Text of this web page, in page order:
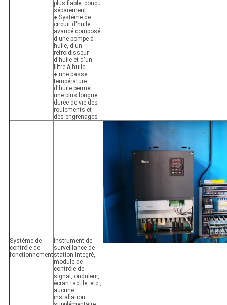
plus fiable, conçu
séparément
● Système de
circuit d'huile
avancé composé
d'une pompe à
huile, d'un
refroidisseur
d'huile et d'un
filtre à huile
● une basse
température
d'huile permet
une plus longue
durée de vie des
roulements et
des engrenages
Système de
contrôle de
fonctionnement
Instrument de
surveillance de
station intégré,
module de
contrôle de
signal, onduleur,
écran tactile, etc.,
aucune
installation